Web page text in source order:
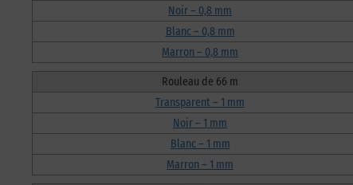
Noir – 0,8 mm
Blanc – 0,8 mm
Marron – 0,8 mm
Rouleau de 66 m
Transparent – 1 mm
Noir – 1 mm
Blanc – 1 mm
Marron – 1 mm